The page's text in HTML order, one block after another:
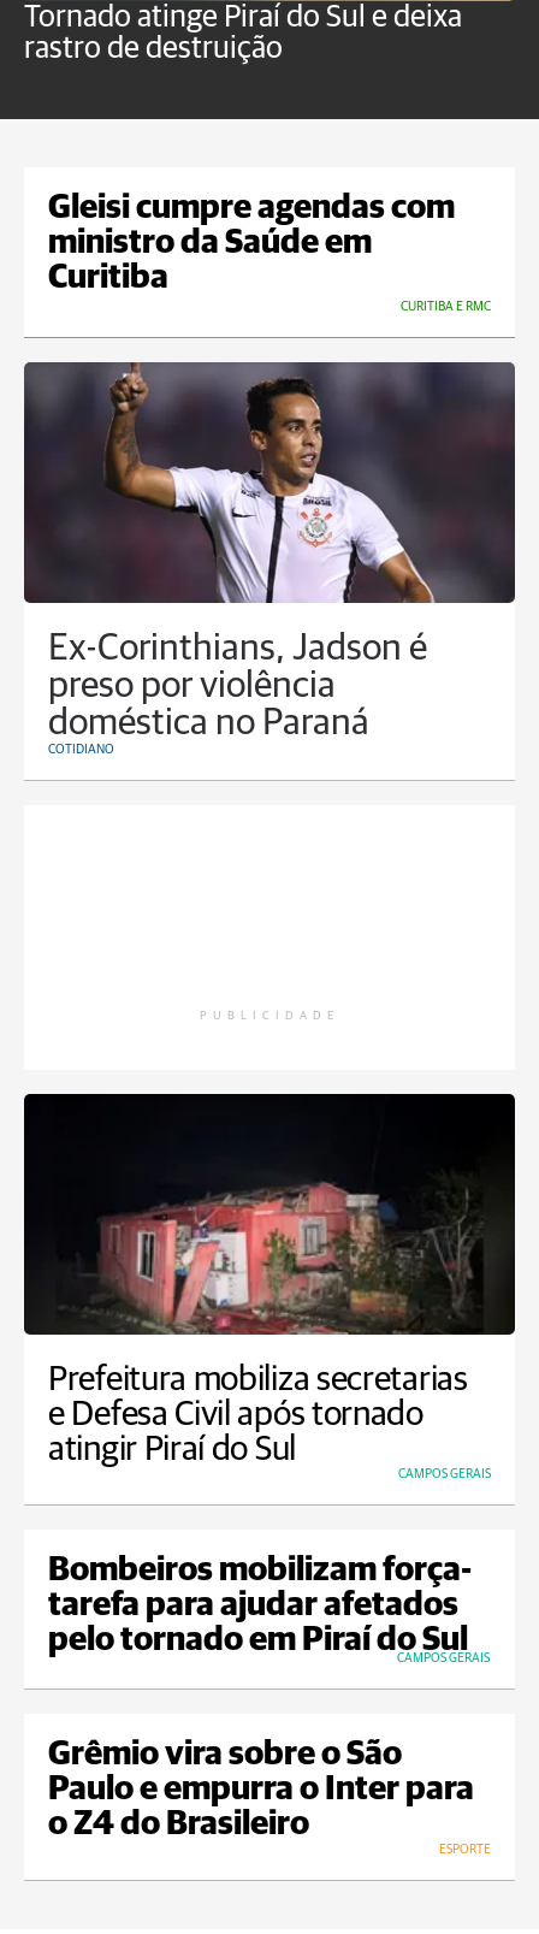
Tornado atinge Piraí do Sul e deixa
rastro de destruição
Gleisi cumpre agendas com
ministro da Saúde em
Curitiba
CURITIBA E RMC
Ex-Corinthians, Jadson é
preso por violência
doméstica no Paraná
COTIDIANO
PUBLICIDADE
Prefeitura mobiliza secretarias
e Defesa Civil após tornado
atingir Piraí do Sul
CAMPOS GERAIS
Bombeiros mobilizam força-
tarefa para ajudar afetados
pelo tornado em Piraí do Sul
CAMPOS GERAIS
Grêmio vira sobre o São
Paulo e empurra o Inter para
o Z4 do Brasileiro
ESPORTE